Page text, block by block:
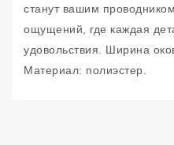
станут вашим
ощущений, где каждая
удовольствия. Ширина
Материал: полиэстер.